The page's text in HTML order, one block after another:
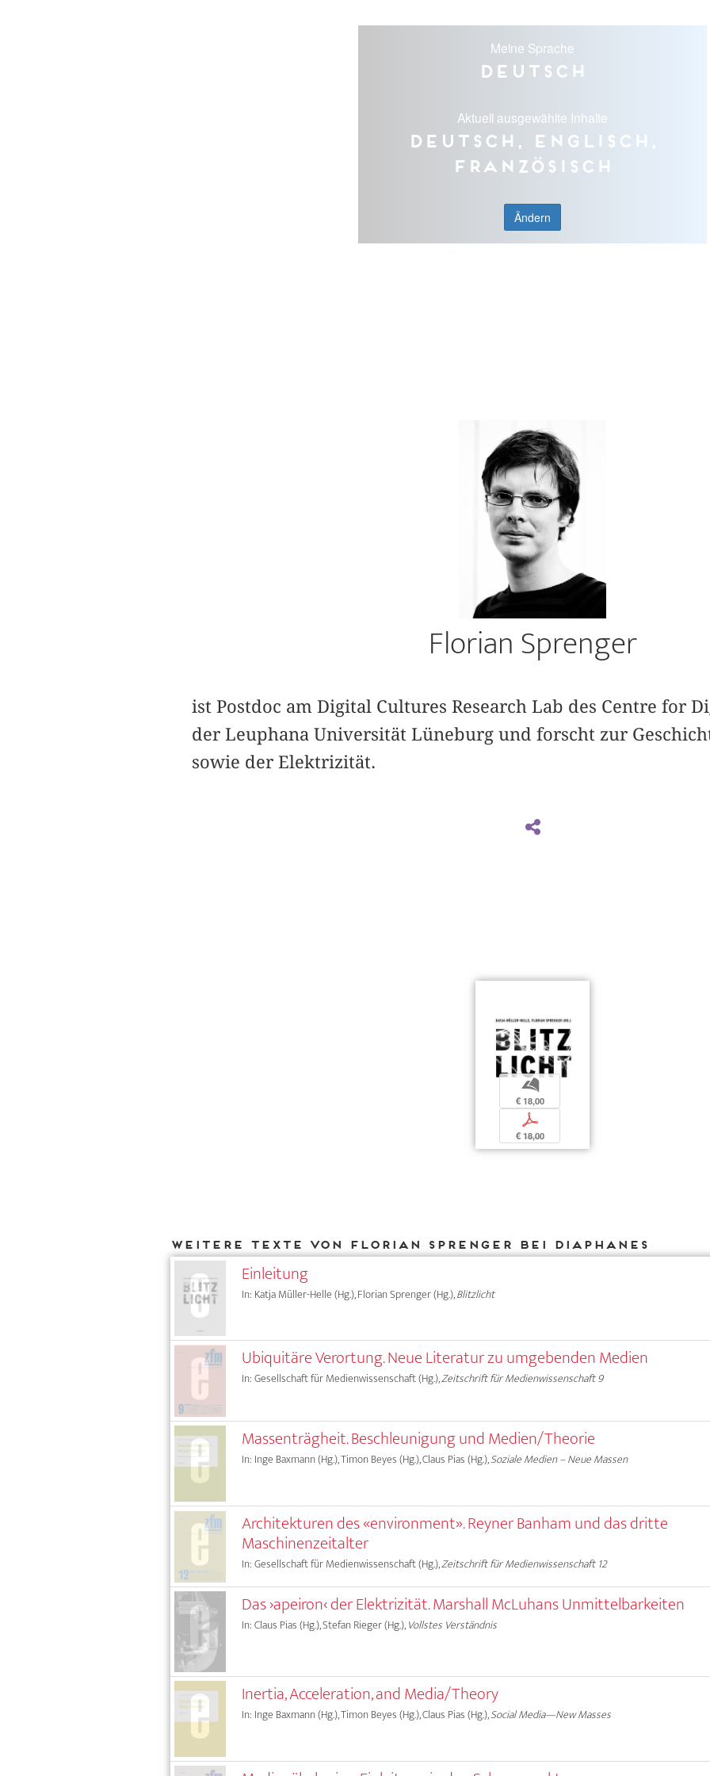
Meine Sprache
Deutsch
Aktuell ausgewählte Inhalte
Deutsch, Englisch,
Französisch
Ändern
Florian Sprenger
ist Postdoc am Digital Cultures Research Lab des Centre for
der Leuphana Universität Lüneburg und forscht zur
sowie der Elektrizität.
b
€ 18,00
p
€ 18,00
Weitere Texte von Florian Sprenger bei DIAPHANES
Einleitung
In: Katja Müller-Helle (Hg.), Florian Sprenger (Hg.),Blitzlicht
Ubiquitäre Verortung. Neue Literatur zu umgebenden Medien
In: Gesellschaft für Medienwissenschaft (Hg.),Zeitschrift für Medienwissenschaft 9
Massenträgheit. Beschleunigung und Medien/Theorie
In: Inge Baxmann (Hg.), Timon Beyes (Hg.), Claus Pias (Hg.),Soziale Medien – Neue Massen
Architekturen des «environment». Reyner Banham und das dritte
Maschinenzeitalter
In: Gesellschaft für Medienwissenschaft (Hg.),Zeitschrift für Medienwissenschaft 12
Das ›apeiron‹ der Elektrizität. Marshall McLuhans Unmittelbarkeiten
In: Claus Pias (Hg.), Stefan Rieger (Hg.),Vollstes Verständnis
Inertia, Acceleration, and Media/Theory
In: Inge Baxmann (Hg.), Timon Beyes (Hg.), Claus Pias (Hg.),Social Media—New Masses